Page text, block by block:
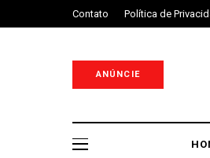
Contato Política de
ANÚNCIE